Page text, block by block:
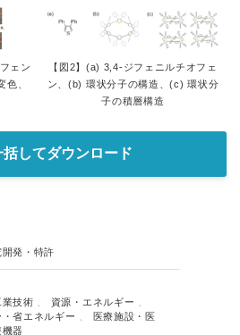
ェン
色、
【図2】(a) 3,4-ジフェニルチオフェ
ン、(b) 環状分子の構造、(c) 環状分
子の積層構造
してダウンロード
発・特許
技術 資源・エネルギー
省エネルギー
医療施設・医
器